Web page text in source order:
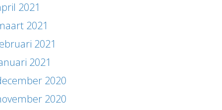
2021
2021
2021
2021
2020
2020